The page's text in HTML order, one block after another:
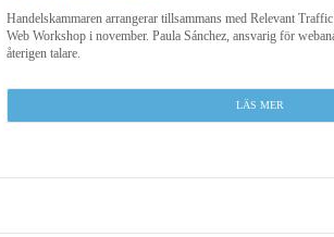
Handelskammaren arrangerar tillsammans med Relevant
Web Workshop i november. Paula Sánchez, ansvarig för
återigen talare.
LÄS MER